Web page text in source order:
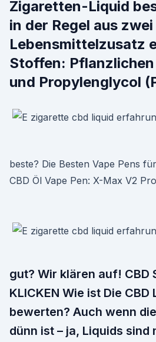
Zigaretten-Liquid
in der Regel aus
Lebensmittelzusatz
Stoffen: Pflanzlichen
und Propylenglycol
beste? Die Besten Vape Pens
CBD Öl Vape Pen: X-Max V2
gut? Wir klären auf! CBD
KLICKEN Wie ist Die
bewerten? Auch wenn
dünn ist – ja, Liquids sind